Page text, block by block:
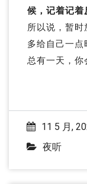
候，记着记着
所以说，暂时
多给自己一点
总有一天，你
11 5 月,
夜听